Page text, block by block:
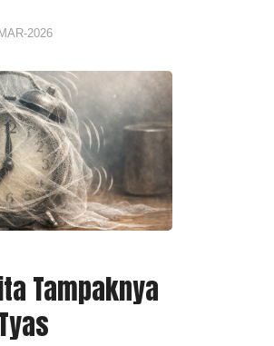
2026
Tampaknya